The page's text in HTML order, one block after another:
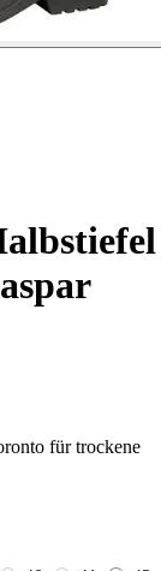
für trockene